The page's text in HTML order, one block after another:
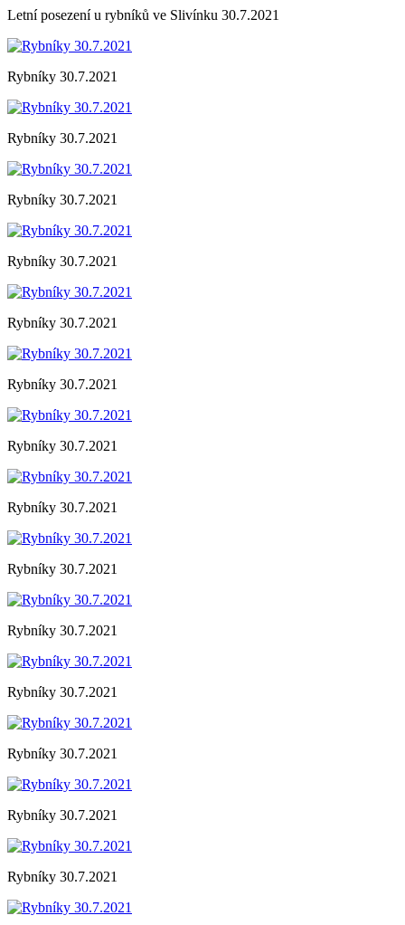
Letní posezení u rybníků ve Slivínku 30.7.2021
Rybníky 30.7.2021
Rybníky 30.7.2021
Rybníky 30.7.2021
Rybníky 30.7.2021
Rybníky 30.7.2021
Rybníky 30.7.2021
Rybníky 30.7.2021
Rybníky 30.7.2021
Rybníky 30.7.2021
Rybníky 30.7.2021
Rybníky 30.7.2021
Rybníky 30.7.2021
Rybníky 30.7.2021
Rybníky 30.7.2021